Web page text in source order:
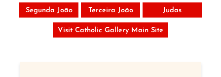
Segunda João Terceira João Judas
Visit Catholic Gallery Main Site